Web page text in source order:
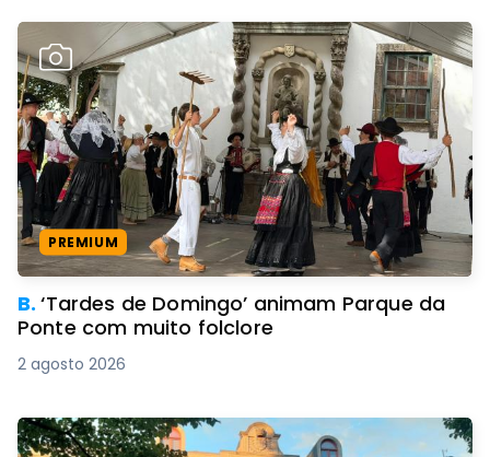
PREMIUM
B.‘Tardes de Domingo’ animam Parque da
Ponte com muito folclore
2 agosto 2026